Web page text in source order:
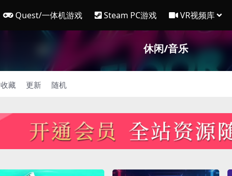
Quest/一体机游戏 Steam PC游戏 VR视频库
休闲/音乐
收藏 更新 随机